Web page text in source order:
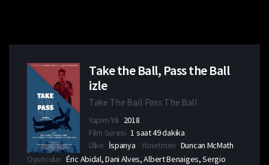
Take the Ball, Pass the Ball
izle
Take The Ball Pass The Ball
Yapım Yılı 2018
Film Süresi 1 saat 49 dakika
Ülke İspanya Yönetmen Duncan McMath
Oyuncular Éric Abidal, Dani Alves, Albert Benaiges, Sergio